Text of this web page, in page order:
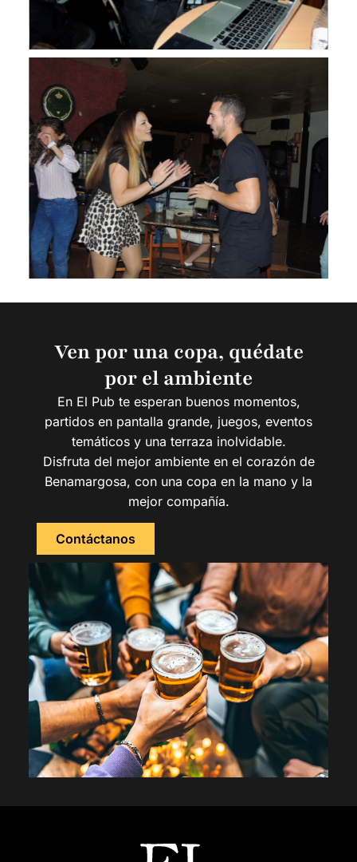
Imgi Galeria05.svg
Ven por una copa, quédate
por el ambiente
En El Pub te esperan buenos momentos,
partidos en pantalla grande, juegos, eventos
temáticos y una terraza inolvidable.
Disfruta del mejor ambiente en el corazón de
Benamargosa, con una copa en la mano y la
mejor compañía.
Contáctanos